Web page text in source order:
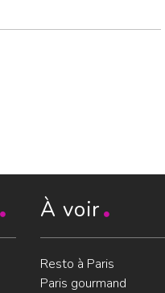
À voir
Resto à Paris
Paris gourmand